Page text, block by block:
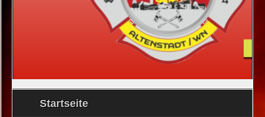
Startseite